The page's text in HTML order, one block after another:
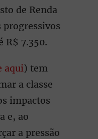
de Renda
progressivos
R$ 7.350.
aqui) tem
a classe
impactos
e, ao
a pressão